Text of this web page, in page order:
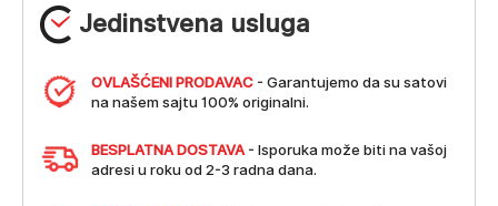
Jedinstvena usluga
OVLAŠĆENI PRODAVAC - Garantujemo da su satovi
na našem sajtu 100% originalni.
BESPLATNA DOSTAVA - Isporuka može biti na vašoj
adresi u roku od 2-3 radna dana.